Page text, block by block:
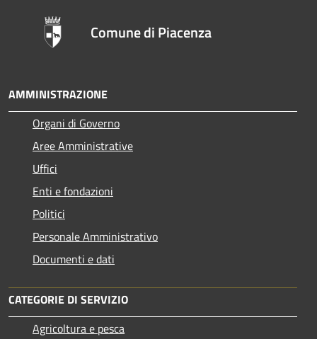
Comune di Piacenza
AMMINISTRAZIONE
Organi di Governo
Aree Amministrative
Uffici
Enti e fondazioni
Politici
Personale Amministrativo
Documenti e dati
CATEGORIE DI SERVIZIO
Agricoltura e pesca